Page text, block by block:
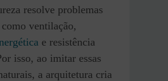
resolve problemas
ventilação,
e resistência
isso, ao imitar essas
a arquitetura cria